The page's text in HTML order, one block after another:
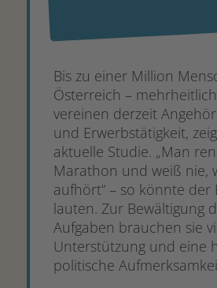
Bis zu einer Million
Österreich –
vereinen derzeit
und Erwerbstätigkeit,
aktuelle Studie. „Man
Marathon und weiß nie,
aufhört“ – so könnte der
lauten. Zur Bewältigung
Aufgaben brauchen sie
Unterstützung und eine
politische